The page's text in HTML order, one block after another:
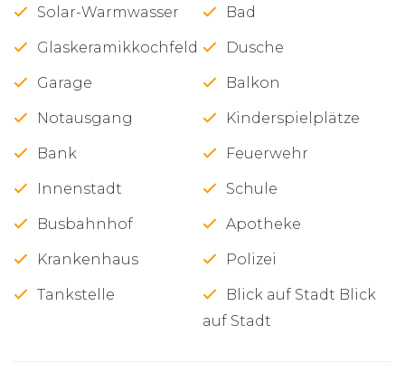
Solar-Warmwasser Bad
Glaskeramikkochfeld Dusche
Garage Balkon
Notausgang Kinderspielplätze
Bank Feuerwehr
Innenstadt Schule
Busbahnhof Apotheke
Krankenhaus Polizei
Tankstelle
Blick auf Stadt Blick
auf Stadt